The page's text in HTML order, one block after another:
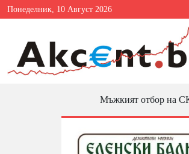
Понеделник, 10 Август 2026
Мъжкият отбор на